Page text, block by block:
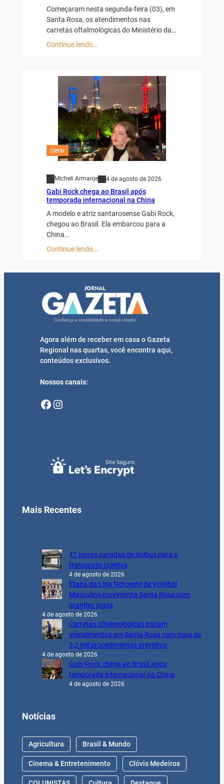
Começaram nesta segunda-feira (03), em
Santa Rosa, os atendimentos nas
carretas oftalmológicas do Ministério da…
Continue lendo…
Geral
Micheli Armanje 4 de agosto de 2026
Gabi Rock chega ao Brasil após
temporada internacional na China
A modelo e atriz santarosense Gabi Rock,
chegou ao Brasil. Ela embarcou para a
China…
Continue lendo…
Agora além de receber em casa o Gazeta
Regional nas quartas, você encontra aqui,
conteúdos exclusivos.
Nossos canais:
Facebook Instagram
Mais Recentes
41 novas paradas de ônibus para o
transporte coletivo
4 de agosto de 2026
Etapa da Liga Noroeste de Voleibol
Masculino movimenta Santa Rosa com
grandes jogos
4 de agosto de 2026
Carretas oftalmológicas iniciam
atendimentos em Santa Rosa com mais de
3,2 mil procedimentos previstos
4 de agosto de 2026
Gabi Rock chega ao Brasil após
temporada internacional na China
4 de agosto de 2026
Notícias
Agricultura Brasil & Mundo
Cinema & Entretenimento Clóvis Medeiros